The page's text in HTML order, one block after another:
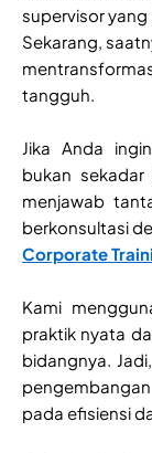
supervisor
Sekarang,
tangguh.
Jika Anda
bukan
menjawab
berkonsultasi
Corporate
Kami
praktik nyata
bidangnya.
pada efisiensi